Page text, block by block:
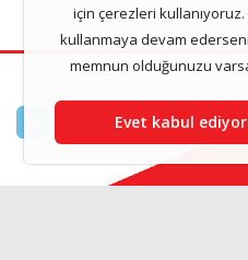
için çerezleri kullanıyoruz.
kullanmaya devam
memnun olduğunuzu
Evet kabul